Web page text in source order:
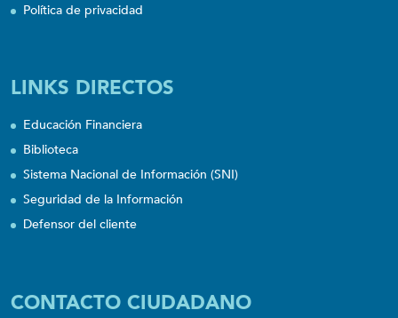
Política de privacidad
LINKS DIRECTOS
Educación Financiera
Biblioteca
Sistema Nacional de Información (SNI)
Seguridad de la Información
Defensor del cliente
CONTACTO CIUDADANO